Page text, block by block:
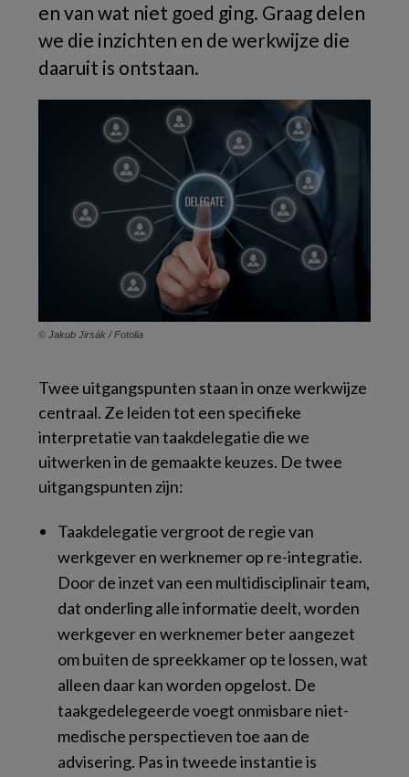
en van wat niet goed ging. Graag delen
we die inzichten en de werkwijze die
daaruit is ontstaan.
© Jakub Jirsák / Fotolia
Twee uitgangspunten staan in onze werkwijze
centraal. Ze leiden tot een specifieke
interpretatie van taakdelegatie die we
uitwerken in de gemaakte keuzes. De twee
uitgangspunten zijn:
Taakdelegatie vergroot de regie van
werkgever en werknemer op re-integratie.
Door de inzet van een multidisciplinair team,
dat onderling alle informatie deelt, worden
werkgever en werknemer beter aangezet
om buiten de spreekkamer op te lossen, wat
alleen daar kan worden opgelost. De
taakgedelegeerde voegt onmisbare niet-
medische perspectieven toe aan de
advisering. Pas in tweede instantie is